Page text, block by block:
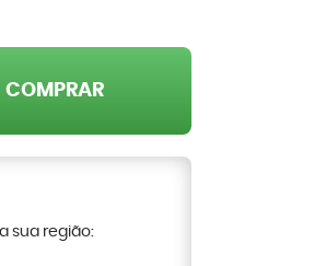
COMPRAR
sua região: